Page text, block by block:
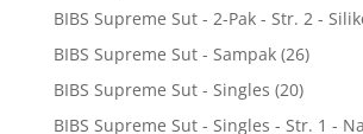
BIBS Supreme Sut - 2-Pak - Str. 2 -
BIBS Supreme Sut - Sampak (26)
BIBS Supreme Sut - Singles (20)
BIBS Supreme Sut - Singles - Str. 1 -